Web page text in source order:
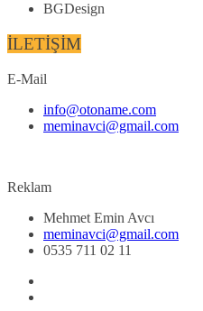
BGDesign
İLETİŞİM
E-Mail
info@otoname.com
meminavci@gmail.com
Reklam
Mehmet Emin Avcı
meminavci@gmail.com
0535 711 02 11